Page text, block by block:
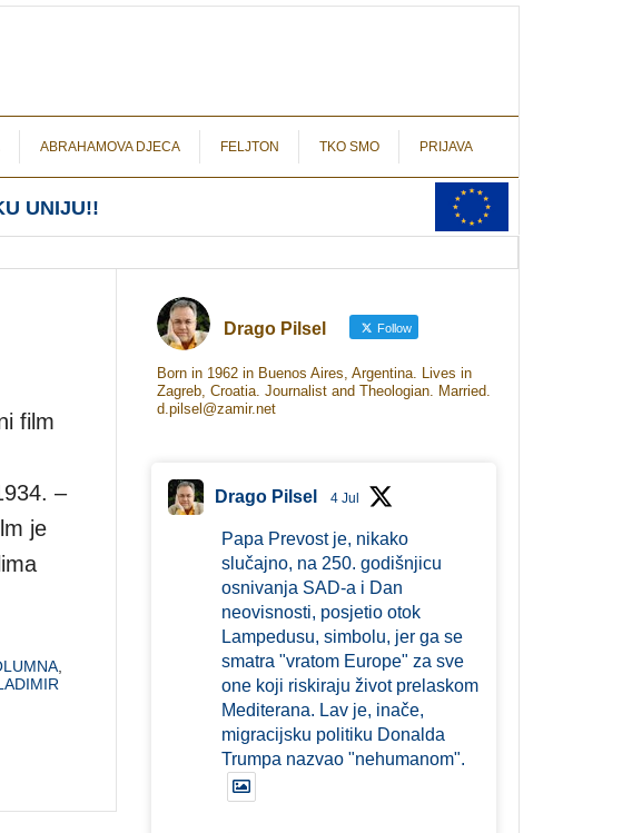
ABRAHAMOVA DJECA FELJTON TKO SMO PRIJAVA
UNIJU!!
film
–
je
Drago Pilsel Follow
Born in 1962 in Buenos Aires, Argentina. Lives in
Zagreb, Croatia. Journalist and Theologian. Married.
d.pilsel@zamir.net
Drago Pilsel 4 Jul
Papa Prevost je, nikako
slučajno, na 250. godišnjicu
osnivanja SAD-a i Dan
neovisnosti, posjetio otok
Lampedusu, simbolu, jer ga se
smatra "vratom Europe" za sve
one koji riskiraju život prelaskom
Mediterana. Lav je, inače,
migracijsku politiku Donalda
Trumpa nazvao "nehumanom".